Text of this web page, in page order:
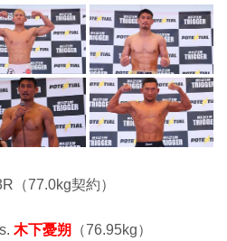
（77.0kg契約）
木下憂朔 （76.95kg）